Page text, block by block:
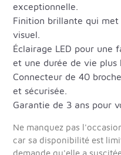
exceptionnelle.
Finition brillante qui
visuel.
Éclairage LED pour une
et une durée de vie plus
Connecteur de 40
et sécurisée.
Garantie de 3 ans pour
Ne manquez pas
car sa disponibilité est
demande qu'elle a